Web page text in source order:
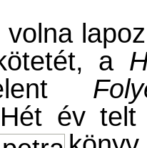
a
Hét év